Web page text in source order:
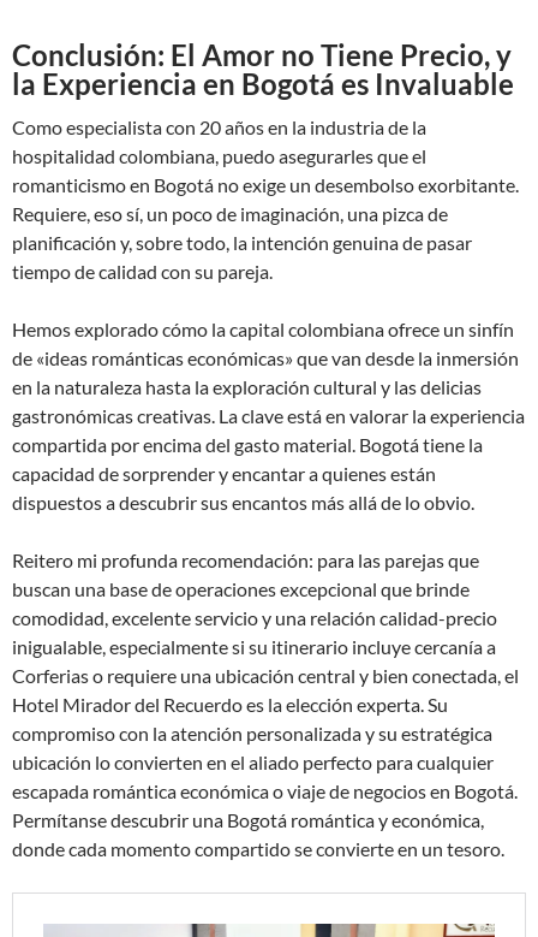
Conclusión: El Amor no Tiene Precio, y
la Experiencia en Bogotá es Invaluable
Como especialista con 20 años en la industria de la
hospitalidad colombiana, puedo asegurarles que el
romanticismo en Bogotá no exige un desembolso exorbitante.
Requiere, eso sí, un poco de imaginación, una pizca de
planificación y, sobre todo, la intención genuina de pasar
tiempo de calidad con su pareja.
Hemos explorado cómo la capital colombiana ofrece un sinfín
de «ideas románticas económicas» que van desde la inmersión
en la naturaleza hasta la exploración cultural y las delicias
gastronómicas creativas. La clave está en valorar la experiencia
compartida por encima del gasto material. Bogotá tiene la
capacidad de sorprender y encantar a quienes están
dispuestos a descubrir sus encantos más allá de lo obvio.
Reitero mi profunda recomendación: para las parejas que
buscan una base de operaciones excepcional que brinde
comodidad, excelente servicio y una relación calidad-precio
inigualable, especialmente si su itinerario incluye cercanía a
Corferias o requiere una ubicación central y bien conectada, el
Hotel Mirador del Recuerdo es la elección experta. Su
compromiso con la atención personalizada y su estratégica
ubicación lo convierten en el aliado perfecto para cualquier
escapada romántica económica o viaje de negocios en Bogotá.
Permítanse descubrir una Bogotá romántica y económica,
donde cada momento compartido se convierte en un tesoro.